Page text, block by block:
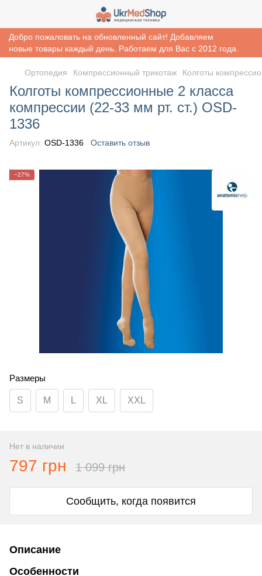
Добро пожаловать на обновленный сайт! Добавляем
новые товары каждый день. Работаем для Вас с 2012 года.
Ортопедия Компрессионный трикотаж Колготы
Колготы компрессионные 2 класса
компрессии (22-33 мм рт. ст.) OSD-
1336
Артикул: OSD-1336 Оставить отзыв
−27%
Размеры
S M L XL XXL
Нет в наличии
797 грн 1 099 грн
Сообщить, когда появится
Описание
Особенности